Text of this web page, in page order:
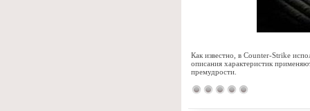
Как известно, в Counter-Strike
описания характеристик
премудрости.